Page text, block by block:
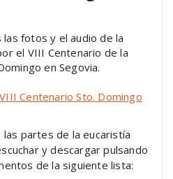
fotos y el audio de la
el VIII Centenario de la
en Segovia.
las partes de la eucaristía
y descargar pulsando
de la siguiente lista: